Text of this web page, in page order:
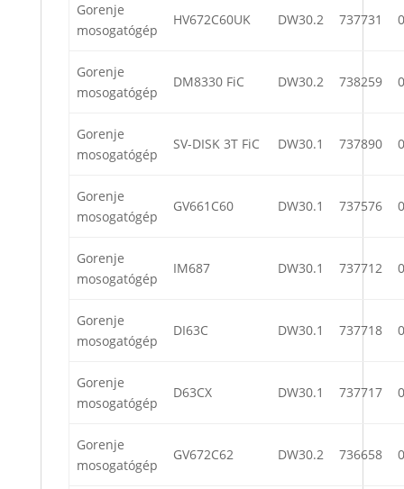
Gorenje
mosogatógép
HV672C60UK DW30.2 737731
Gorenje
mosogatógép
DM8330 FiC DW30.2 738259
Gorenje
mosogatógép
SV-DISK 3T FiC DW30.1 737890
Gorenje
mosogatógép
GV661C60 DW30.1 737576
Gorenje
mosogatógép
IM687 DW30.1 737712
Gorenje
mosogatógép
DI63C DW30.1 737718
Gorenje
mosogatógép
D63CX DW30.1 737717
Gorenje
mosogatógép
GV672C62 DW30.2 736658